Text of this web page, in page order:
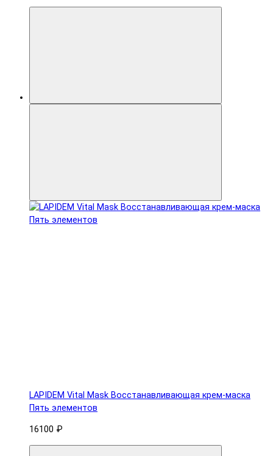
LAPIDEM Vital Mask Восстанавливающая крем-маска
Пять элементов
16100 ₽